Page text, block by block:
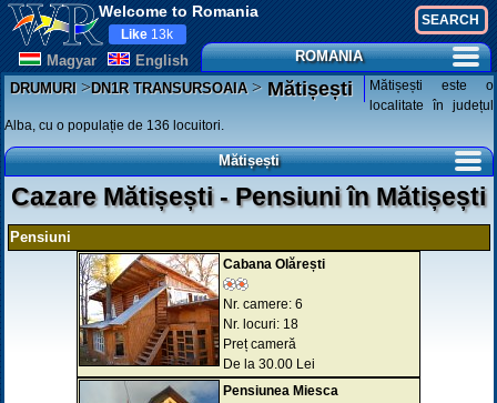
Welcome to Romania
Magyar English
Like 13k
ROMANIA
DRUMURI>DN1R TRANSURSOAIA>Mătișești
Mătișești este o
localitate în județul
Alba, cu o populație de 136 locuitori.
Mătișești
Cazare Mătișești - Pensiuni în Mătișești
Pensiuni
Cabana Olărești
Nr. camere: 6
Nr. locuri: 18
Preț cameră
De la 30.00 Lei
Pensiunea Miesca